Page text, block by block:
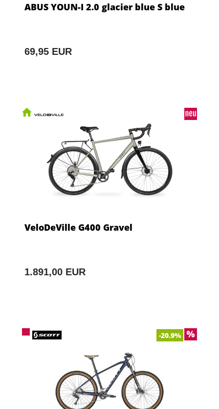
ABUS YOUN-I 2.0 glacier blue S blue
69,95 EUR
VeloDeVille G400 Gravel
1.891,00 EUR
-20.9%